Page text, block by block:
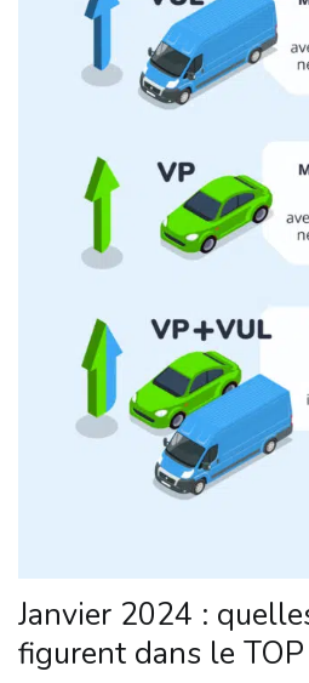
Janvier 2024 :
figurent dans le